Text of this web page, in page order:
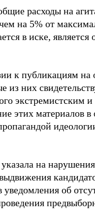
расходы на
на 5% от
в иске,
к публикациям
них
экстремистским
этих материалов
на
уведомления об